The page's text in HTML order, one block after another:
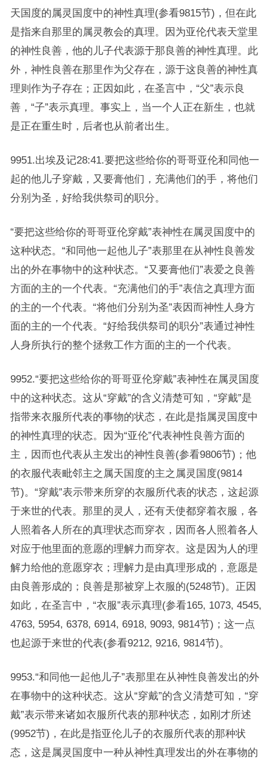
天国度的属灵国度中的神性真理(参看9815节)，但在此
是指来自那里的属灵教会的真理。因为亚伦代表天堂里
的神性良善，他的儿子代表源于那良善的神性真理。此
外，神性良善在那里作为父存在，源于这良善的神性真
理则作为子存在；正因如此，在圣言中，“父”表示良
善，“子”表示真理。事实上，当一个人正在新生，也就
是正在重生时，后者也从前者出生。
9951.出埃及记28:41.要把这些给你的哥哥亚伦和同他一
起的他儿子穿戴，又要膏他们，充满他们的手，将他们
分别为圣，好给我供祭司的职分。
“要把这些给你的哥哥亚伦穿戴”表神性在属灵国度中的
这种状态。“和同他一起他儿子”表那里在从神性良善发
出的外在事物中的这种状态。“又要膏他们”表爱之良善
方面的主的一个代表。“充满他们的手”表信之真理方面
的主的一个代表。“将他们分别为圣”表因而神性人身方
面的主的一个代表。“好给我供祭司的职分”表通过神性
人身所执行的整个拯救工作方面的主的一个代表。
9952.“要把这些给你的哥哥亚伦穿戴”表神性在属灵国度
中的这种状态。这从“穿戴”的含义清楚可知，“穿戴”是
指带来衣服所代表的事物的状态，在此是指属灵国度中
的神性真理的状态。因为“亚伦”代表神性良善方面的
主，因而也代表从主发出的神性良善(参看9806节)；他
的衣服代表毗邻主之属天国度的主之属灵国度(9814
节)。“穿戴”表示带来所穿的衣服所代表的状态，这起源
于来世的代表。那里的灵人，还有天使都穿着衣服，各
人照着各人所在的真理状态而穿衣，因而各人照着各人
对应于他里面的意愿的理解力而穿衣。这是因为人的理
解力给他的意愿穿衣；理解力是由真理形成的，意愿是
由良善形成的；良善是那被穿上衣服的(5248节)。正因
如此，在圣言中，“衣服”表示真理(参看165, 1073, 4545,
4763, 5954, 6378, 6914, 6918, 9093, 9814节)；这一点
也起源于来世的代表(参看9212, 9216, 9814节)。
9953.“和同他一起他儿子”表那里在从神性良善发出的外
在事物中的这种状态。这从“穿戴”的含义清楚可知，“穿
戴”表示带来诸如衣服所代表的那种状态，如刚才所述
(9952节)，在此是指亚伦儿子的衣服所代表的那种状
态，这是属灵国度中一种从神性真理发出的外在事物的